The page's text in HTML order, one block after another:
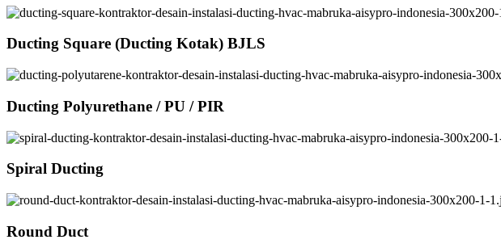
Ducting Square (Ducting Kotak) BJLS
Ducting Polyurethane / PU / PIR
Spiral Ducting
Round Duct